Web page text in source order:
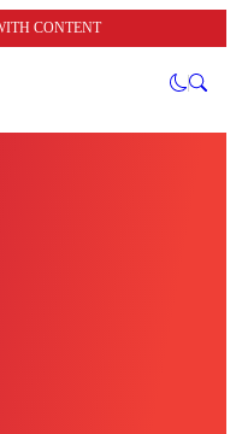
CONTENT